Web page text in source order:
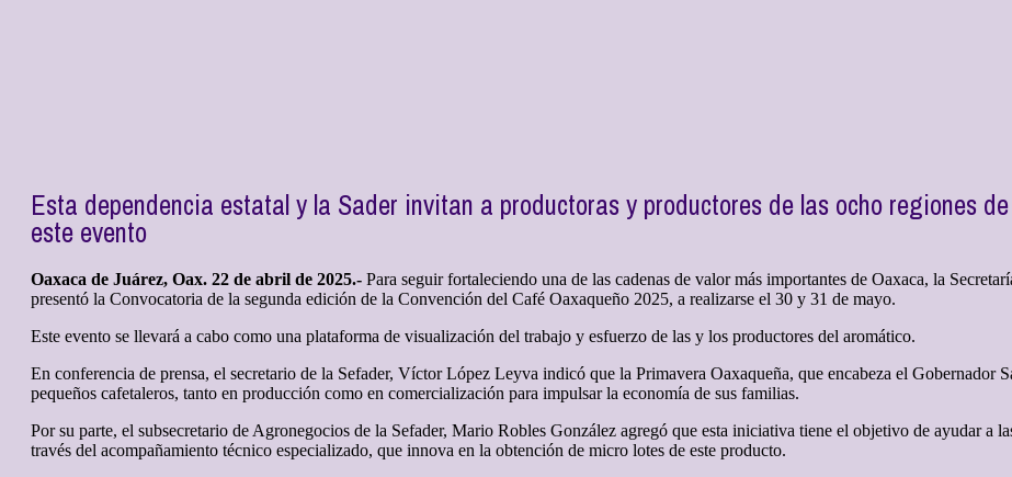
Esta dependencia estatal y la Sader invitan a productoras y productores de las ocho regiones
este evento
Oaxaca de Juárez, Oax. 22 de abril de 2025.- Para seguir fortaleciendo una de las cadenas de valor más importantes de Oaxaca, la
presentó la Convocatoria de la segunda edición de la Convención del Café Oaxaqueño 2025, a realizarse el 30 y 31 de mayo.
Este evento se llevará a cabo como una plataforma de visualización del trabajo y esfuerzo de las y los productores del aromático.
En conferencia de prensa, el secretario de la Sefader, Víctor López Leyva indicó que la Primavera Oaxaqueña, que encabeza el Gobernador
pequeños cafetaleros, tanto en producción como en comercialización para impulsar la economía de sus familias.
Por su parte, el subsecretario de Agronegocios de la Sefader, Mario Robles González agregó que esta iniciativa tiene el objetivo de ayudar a
través del acompañamiento técnico especializado, que innova en la obtención de micro lotes de este producto.